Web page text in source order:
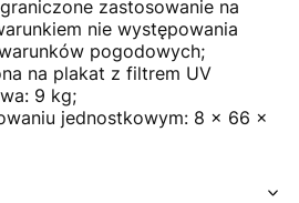
zastosowanie na
nie występowania
pogodowych;
na plakat z filtrem UV
9 kg;
jednostkowym: 8 x 66 x